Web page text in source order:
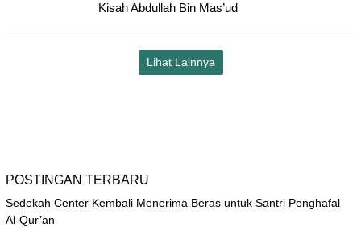
Kisah Abdullah Bin Mas’ud
Lihat Lainnya
POSTINGAN TERBARU
Sedekah Center Kembali Menerima Beras untuk Santri Penghafal
Al-Qur’an